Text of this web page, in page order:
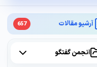
آرشیو مقالات 657
انجمن گفتگو